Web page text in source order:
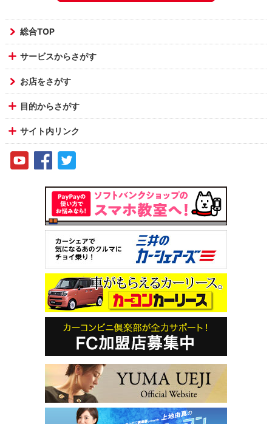
総合TOP
サービスからさがす
お店をさがす
目的からさがす
サイト内リンク